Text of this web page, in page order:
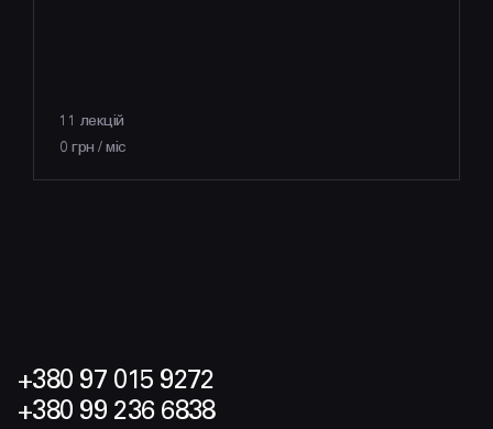
11 лекцій
0 грн / міс
+380 97 015 9272
+380 99 236 6838